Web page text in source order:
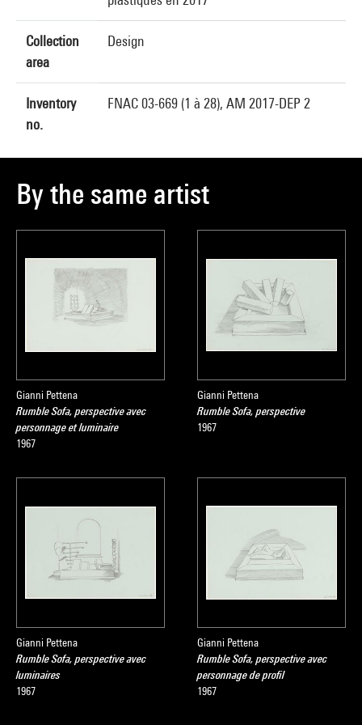
Collection
area
Design
Inventory
no.
FNAC 03-669 (1 à 28), AM 2017-DEP 2
By the same artist
Gianni Pettena
Rumble Sofa, perspective avec
personnage et luminaire
1967
Gianni Pettena
Rumble Sofa, perspective
1967
Gianni Pettena
Rumble Sofa, perspective avec
luminaires
1967
Gianni Pettena
Rumble Sofa, perspective avec
personnage de profil
1967